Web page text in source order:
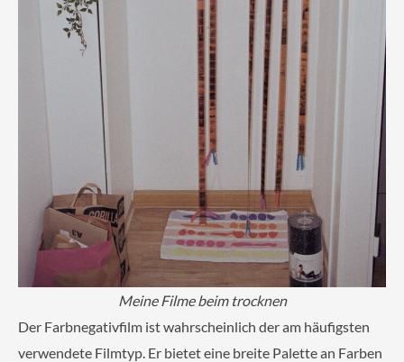
Meine Filme beim trocknen
Der Farbnegativfilm ist wahrscheinlich der am häufigsten
verwendete Filmtyp. Er bietet eine breite Palette an Farben